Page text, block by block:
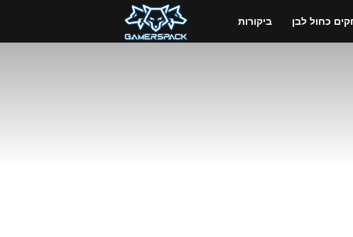
ביקורות כחול לבן